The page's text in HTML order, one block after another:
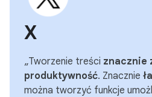
X
„Tworzenie treści znacznie
produktywność. Znacznie
można tworzyć funkcje